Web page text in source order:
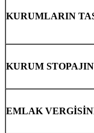
KURUMLARIN
KURUM
EMLAK